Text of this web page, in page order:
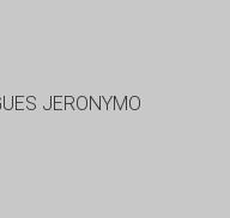
JERONYMO